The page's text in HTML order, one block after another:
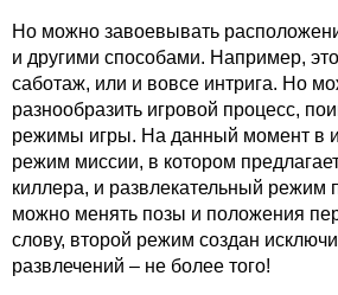
Но можно завоевывать
и другими способами. Например,
саботаж, или и вовсе интрига. Но
разнообразить игровой процесс,
режимы игры. На данный момент в
режим миссии, в котором
киллера, и развлекательный режим
можно менять позы и положения
слову, второй режим создан
развлечений – не более того!